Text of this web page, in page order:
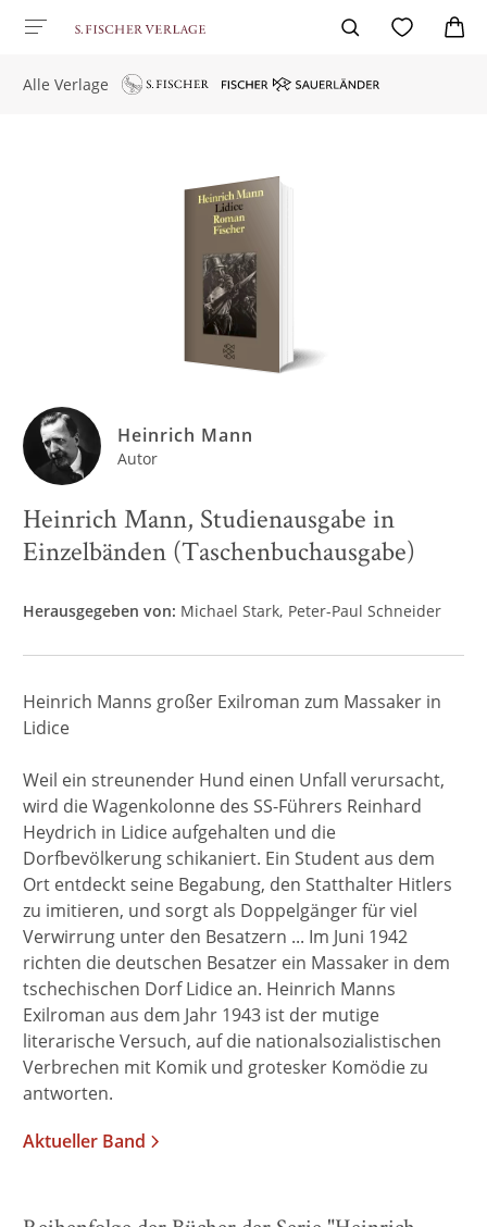
Alle Verlage
Heinrich Mann
Autor
Heinrich Mann, Studienausgabe in
Einzelbänden (Taschenbuchausgabe)
Herausgegeben von: Michael Stark Peter-Paul Schneider
Heinrich Manns großer Exilroman zum Massaker in
Lidice
Weil ein streunender Hund einen Unfall verursacht,
wird die Wagenkolonne des SS-Führers Reinhard
Heydrich in Lidice aufgehalten und die
Dorfbevölkerung schikaniert. Ein Student aus dem
Ort entdeckt seine Begabung, den Statthalter Hitlers
zu imitieren, und sorgt als Doppelgänger für viel
Verwirrung unter den Besatzern ... Im Juni 1942
richten die deutschen Besatzer ein Massaker in dem
tschechischen Dorf Lidice an. Heinrich Manns
Exilroman aus dem Jahr 1943 ist der mutige
literarische Versuch, auf die nationalsozialistischen
Verbrechen mit Komik und grotesker Komödie zu
antworten.
Aktueller Band